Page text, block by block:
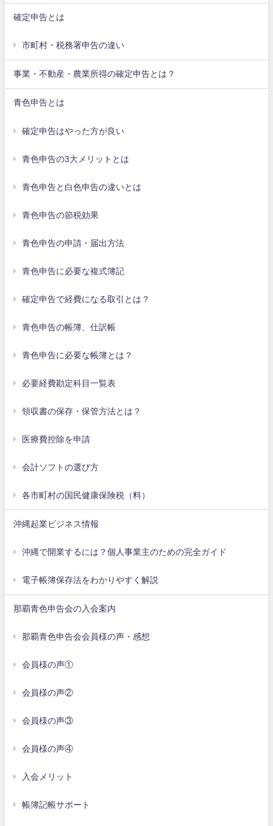
確定申告とは
市町村・税務署申告の違い
事業・不動産・農業所得の確定申告とは？
青色申告とは
確定申告はやった方が良い
青色申告の3大メリットとは
青色申告と白色申告の違いとは
青色申告の節税効果
青色申告の申請・届出方法
青色申告に必要な複式簿記
確定申告で経費になる取引とは？
青色申告の帳簿、仕訳帳
青色申告に必要な帳簿とは？
必要経費勘定科目一覧表
領収書の保存・保管方法とは？
医療費控除を申請
会計ソフトの選び方
各市町村の国民健康保険税（料）
沖縄起業ビジネス情報
沖縄で開業するには？個人事業主のための完全ガイド
電子帳簿保存法をわかりやすく解説
那覇青色申告会の入会案内
那覇青色申告会会員様の声・感想
会員様の声①
会員様の声②
会員様の声③
会員様の声④
入会メリット
帳簿記帳サポート